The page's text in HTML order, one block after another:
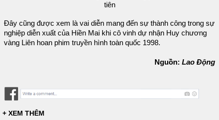
tiên
Đây cũng được xem là vai diễn mang đến sự thành công trong sự
nghiệp diễn xuất của Hiền Mai khi cô vinh dự nhận Huy chương
vàng Liên hoan phim truyền hình toàn quốc 1998.
Nguồn: Lao Động
+ XEM THÊM